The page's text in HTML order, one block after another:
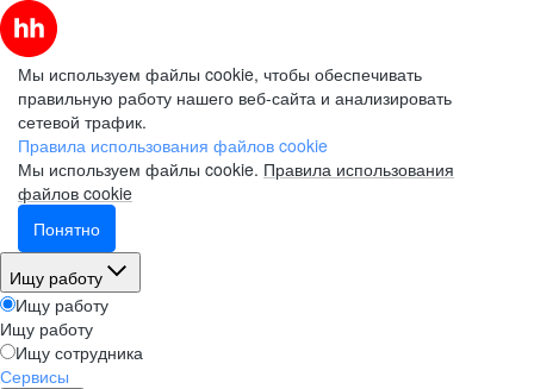
Мы используем файлы cookie, чтобы обеспечивать
правильную работу нашего веб-сайта и анализировать
сетевой трафик.
Правила использования файлов cookie
Мы используем файлы cookie. Правила использования
файлов cookie
Понятно
Ищу работу
Ищу работу
Ищу работу
Ищу сотрудника
Сервисы